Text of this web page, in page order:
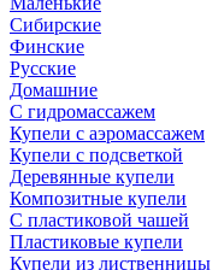
Сибирские
Финские
Русские
Домашние
С гидромассажем
Купели с аэромассажем
Купели с подсветкой
Деревянные купели
Композитные купели
С пластиковой чашей
Пластиковые купели
Купели из лиственницы